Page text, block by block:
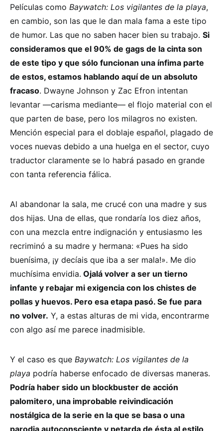
Películas como Baywatch: Los vigilantes de la playa,
en cambio, son las que le dan mala fama a este tipo
de humor. Las que no saben hacer bien su trabajo. Si
consideramos que el 90% de gags de la cinta son
de este tipo y que sólo funcionan una ínfima parte
de estos, estamos hablando aquí de un absoluto
fracaso. Dwayne Johnson y Zac Efron intentan
levantar —carisma mediante— el flojo material con el
que parten de base, pero los milagros no existen.
Mención especial para el doblaje español, plagado de
voces nuevas debido a una huelga en el sector, cuyo
traductor claramente se lo habrá pasado en grande
con tanta referencia fálica.
Al abandonar la sala, me crucé con una madre y sus
dos hijas. Una de ellas, que rondaría los diez años,
con una mezcla entre indignación y entusiasmo les
recriminó a su madre y hermana: «Pues ha sido
buenísima, ¡y decíais que iba a ser mala!». Me dio
muchísima envidia. Ojalá volver a ser un tierno
infante y rebajar mi exigencia con los chistes de
pollas y huevos. Pero esa etapa pasó. Se fue para
no volver. Y, a estas alturas de mi vida, encontrarme
con algo así me parece inadmisible.
Y el caso es que Baywatch: Los vigilantes de la
playa podría haberse enfocado de diversas maneras.
Podría haber sido un blockbuster de acción
palomitero, una improbable reivindicación
nostálgica de la serie en la que se basa o una
parodia autoconsciente y petarda de ésta al estilo